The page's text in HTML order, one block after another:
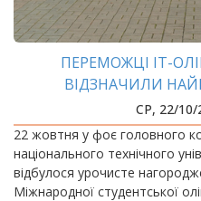
ПЕРЕМОЖЦІ ІТ-
ВІДЗНАЧИЛИ
СР, 22/10/
22 жовтня у фоє головного
національного технічного
відбулося урочисте
Міжнародної студентської